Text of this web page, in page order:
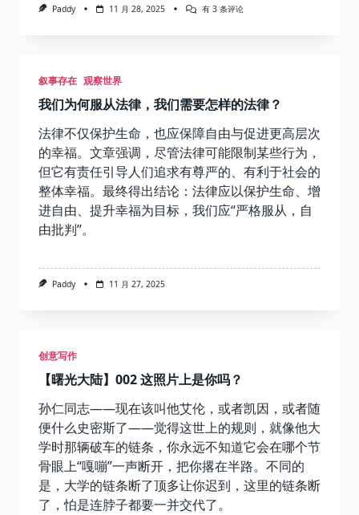
Paddy 11 月 28, 2025
《
观
感：
一
个
躺
不
平
者
的
有 3 条评论
叙事存在 观察世界
我们为何服从法律，我们需要怎样的法律？
法律不仅保护生命，也应保障自由与促进更高层次
的幸福。文章强调，尽管法律可能限制某些行为，
但它有责任引导人们追求有尊严的、有利于社会的
整体幸福。最终得出结论：法律应以保护生命、增
进自由、提升幸福为目标，我们应“严格服从，自
由批判”。
Paddy 11 月 27, 2025
创意写作
【曙光大陆】002 这照片上是你吗？
孙仁同志——现在该叫他艾伦，或者凯因，或者随
便什么史密斯了——觉得这世上的规则，就像他大
学时那辆破车的链条，你永远不知道它会在哪个节
骨眼上“嘎嘣”一声断开，把你撂在半路。不同的
是，大学的链条断了顶多让你迟到，这里的链条断
了，怕是连脖子都要一并交代了。